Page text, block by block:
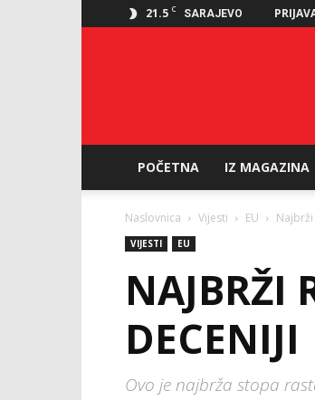
21.5 C SARAJEVO
POČETNA IZ MAGAZINA
Naslovnica Vijesti EU
VIJESTI EU
NAJBRŽI
DECENIJI
Ovo je najbrža stopa